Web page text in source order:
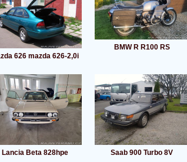
626 mazda 626-2,0i
BMW R R100 RS
Lancia Beta 828hpe Saab 900 Turbo 8V